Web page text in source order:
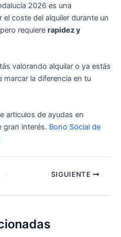
2026 es una
coste del alquiler durante un
requiere rapidez y
valorando alquilar o ya estás
marcar la diferencia en tu
articulos de ayudas en
gran interés. Bono Social de
SIGUIENTE